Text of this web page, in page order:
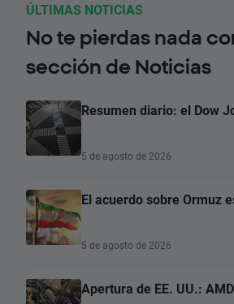
ÚLTIMAS NOTICIAS
No te pierdas nada
sección de Noticias
Resumen diario: el Dow
5 de agosto de 2026
El acuerdo sobre Ormuz
5 de agosto de 2026
Apertura de EE. UU.: